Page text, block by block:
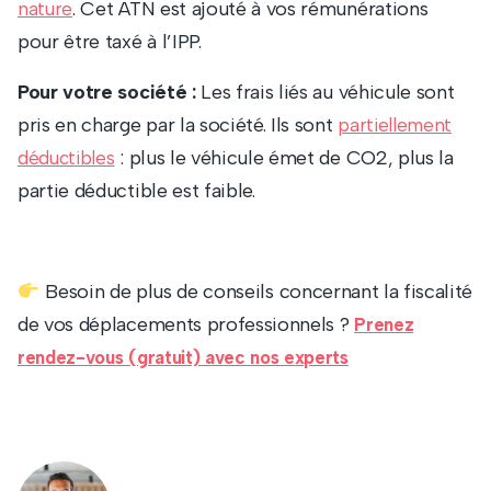
nature. Cet ATN est ajouté à vos rémunérations
pour être taxé à l’IPP.
Pour votre société :Les frais liés au véhicule sont
pris en charge par la société. Ils sont partiellement
déductibles : plus le véhicule émet de CO2, plus la
partie déductible est faible.
Besoin de plus de conseils concernant la fiscalité
de vos déplacements professionnels ? Prenez
rendez-vous (gratuit) avec nos experts